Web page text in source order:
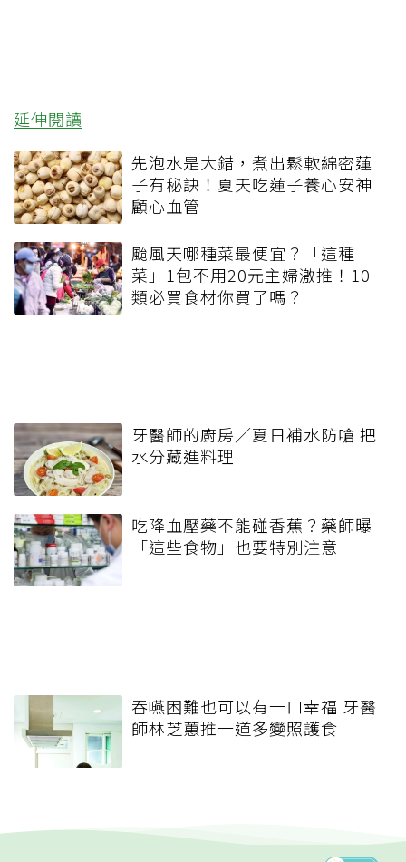
延伸閱讀
先泡水是大錯，煮出鬆軟綿密蓮
子有秘訣！夏天吃蓮子養心安神
顧心血管
颱風天哪種菜最便宜？「這種
菜」1包不用20元主婦激推！10
類必買食材你買了嗎？
牙醫師的廚房／夏日補水防嗆 把
水分藏進料理
吃降血壓藥不能碰香蕉？藥師曝
「這些食物」也要特別注意
吞嚥困難也可以有一口幸福 牙醫
師林芝蕙推一道多變照護食